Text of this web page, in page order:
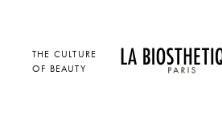
THE CULTURE
OF BEAUTY